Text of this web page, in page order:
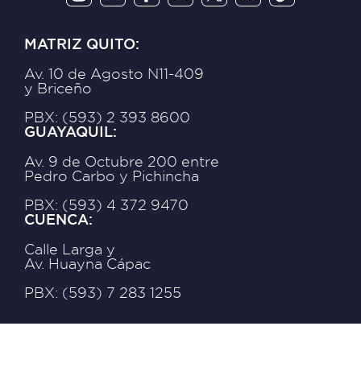
MATRIZ QUITO:
Av. 10 de Agosto N11-409
y Briceño
PBX: (593) 2 393 8600
GUAYAQUIL:
Av. 9 de Octubre 200 entre
Pedro Carbo y Pichincha
PBX: (593) 4 372 9470
CUENCA:
Calle Larga y
Av. Huayna Cápac
PBX: (593) 7 283 1255